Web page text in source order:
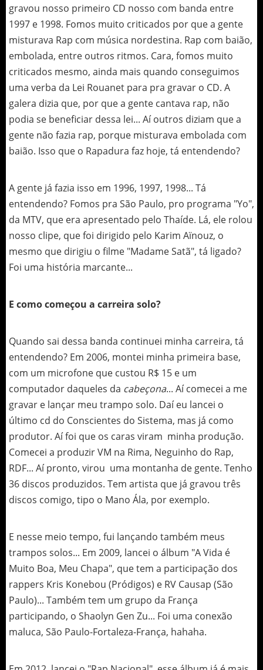
gravou nosso primeiro CD nosso com banda entre
1997 e 1998. Fomos muito criticados por que a gente
misturava Rap com música nordestina. Rap com baião,
embolada, entre outros ritmos. Cara, fomos muito
criticados mesmo, ainda mais quando conseguimos
uma verba da Lei Rouanet para pra gravar o CD. A
galera dizia que, por que a gente cantava rap, não
podia se beneficiar dessa lei... Aí outros diziam que a
gente não fazia rap, porque misturava embolada com
baião. Isso que o Rapadura faz hoje, tá entendendo?
A gente já fazia isso em 1996, 1997, 1998... Tá
entendendo? Fomos pra São Paulo, pro programa "Yo",
da MTV, que era apresentado pelo Thaíde. Lá, ele rolou
nosso clipe, que foi dirigido pelo Karim Aïnouz, o
mesmo que dirigiu o filme "Madame Satã", tá ligado?
Foi uma história marcante...
E como começou a carreira solo?
Quando sai dessa banda continuei minha carreira, tá
entendendo? Em 2006, montei minha primeira base,
com um microfone que custou R$ 15 e um
computador daqueles da cabeçona... Aí comecei a me
gravar e lançar meu trampo solo. Daí eu lancei o
último cd do Conscientes do Sistema, mas já como
produtor. Aí foi que os caras viram minha produção.
Comecei a produzir VM na Rima, Neguinho do Rap,
RDF... Aí pronto, virou uma montanha de gente. Tenho
36 discos produzidos. Tem artista que já gravou três
discos comigo, tipo o Mano Ála, por exemplo.
E nesse meio tempo, fui lançando também meus
trampos solos... Em 2009, lancei o álbum "A Vida é
Muito Boa, Meu Chapa", que tem a participação dos
rappers Kris Konebou (Pródigos) e RV Causap (São
Paulo)... Também tem um grupo da França
participando, o Shaolyn Gen Zu... Foi uma conexão
maluca, São Paulo-Fortaleza-França, hahaha.